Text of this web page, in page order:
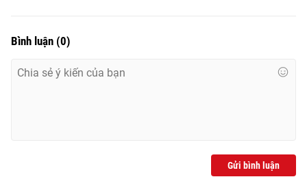
Bình luận (0)
Gửi bình luận